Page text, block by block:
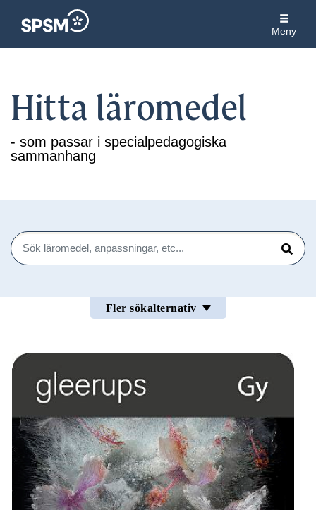
Meny
Hitta läromedel
- som passar i specialpedagogiska
sammanhang
Sök
Sök
Fler sökalternativ